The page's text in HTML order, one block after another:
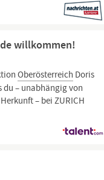
willkommen!
Oberösterreich Doris
du – unabhängig von
– bei ZURICH